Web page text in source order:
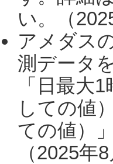
い。（
アメダス
測データ
「日最大
しての値
ての値）
（2025年